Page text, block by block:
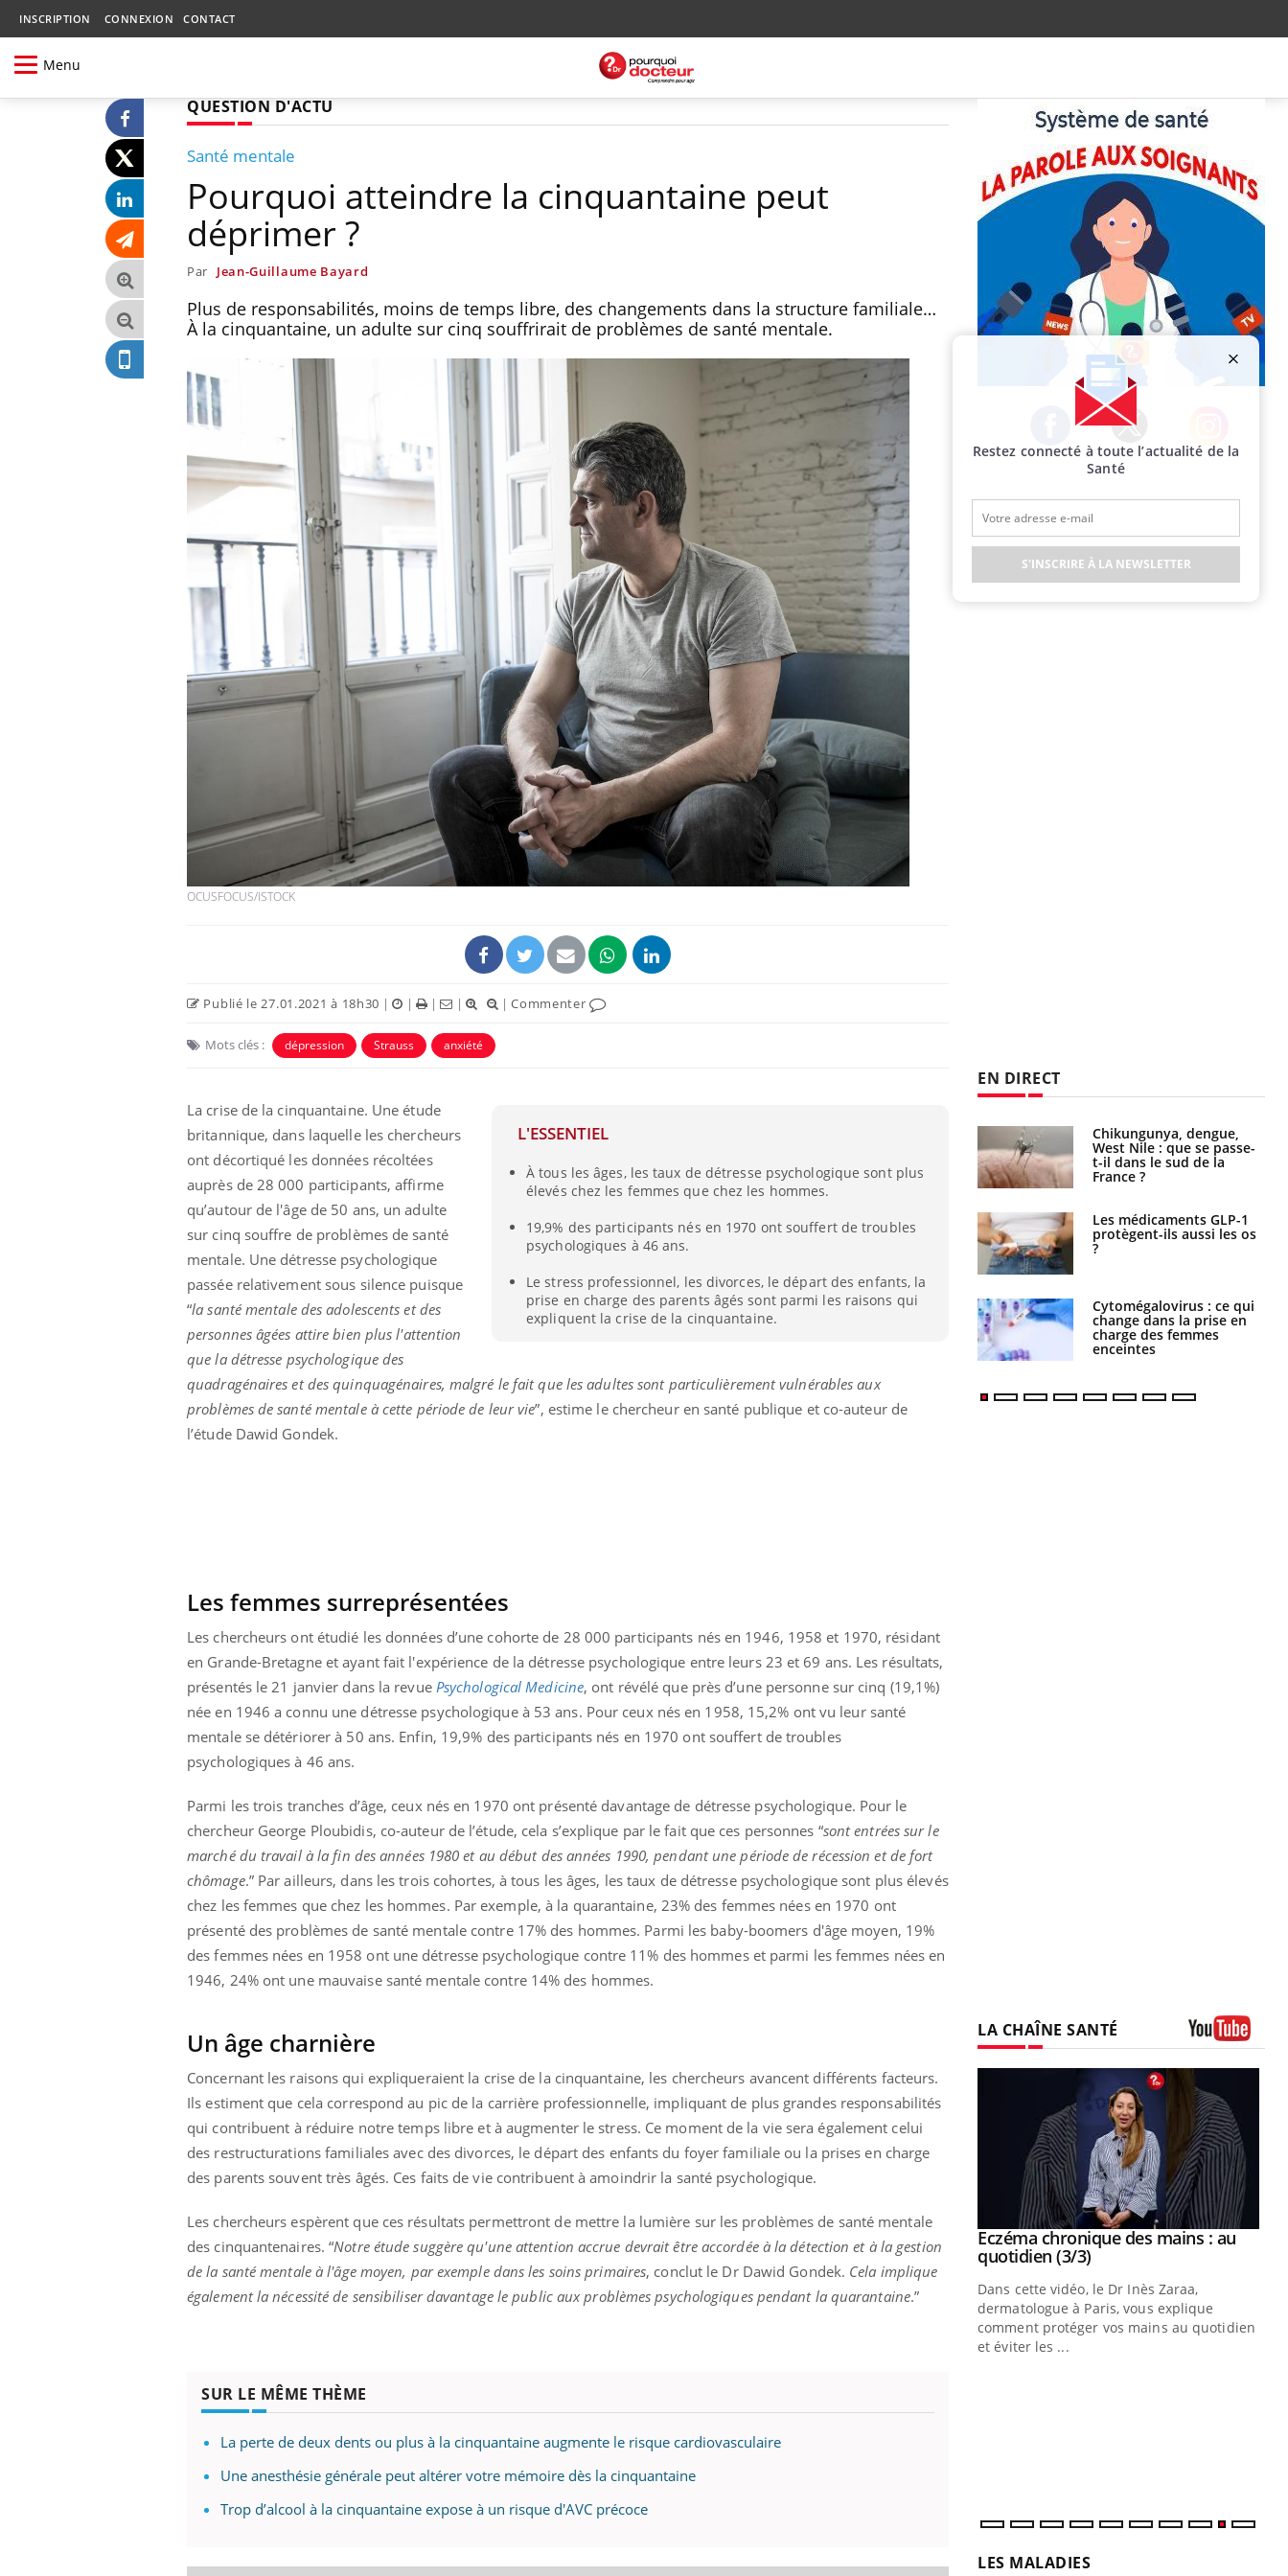
INSCRIPTION CONNEXION CONTACT
Menu
QUESTION D'ACTU
Santé mentale
Pourquoi atteindre la cinquantaine peut
déprimer ?
Par Jean-Guillaume Bayard
Plus de responsabilités, moins de temps libre, des changements dans la structure familiale…
À la cinquantaine, un adulte sur cinq souffrirait de problèmes de santé mentale.
OCUSFOCUS/ISTOCK
Publié le 27.01.2021 à 18h30 | | | | |Commenter
Mots clés : dépression Strauss anxiété
L'ESSENTIEL
À tous les âges, les taux de détresse psychologique sont plus
élevés chez les femmes que chez les hommes.
19,9% des participants nés en 1970 ont souffert de troubles
psychologiques à 46 ans.
Le stress professionnel, les divorces, le départ des enfants, la
prise en charge des parents âgés sont parmi les raisons qui
expliquent la crise de la cinquantaine.
La crise de la cinquantaine. Une étude
britannique, dans laquelle les chercheurs
ont décortiqué les données récoltées
auprès de 28 000 participants, affirme
qu’autour de l'âge de 50 ans, un adulte
sur cinq souffre de problèmes de santé
mentale. Une détresse psychologique
passée relativement sous silence puisque
“la santé mentale des adolescents et des
personnes âgées attire bien plus l'attention
que la détresse psychologique des
quadragénaires et des quinquagénaires, malgré le fait que les adultes sont particulièrement vulnérables aux
problèmes de santé mentale à cette période de leur vie”, estime le chercheur en santé publique et co-auteur de
l’étude Dawid Gondek.
Les femmes surreprésentées
Les chercheurs ont étudié les données d’une cohorte de 28 000 participants nés en 1946, 1958 et 1970, résidant
en Grande-Bretagne et ayant fait l'expérience de la détresse psychologique entre leurs 23 et 69 ans. Les résultats,
présentés le 21 janvier dans la revue Psychological Medicine, ont révélé que près d’une personne sur cinq (19,1%)
née en 1946 a connu une détresse psychologique à 53 ans. Pour ceux nés en 1958, 15,2% ont vu leur santé
mentale se détériorer à 50 ans. Enfin, 19,9% des participants nés en 1970 ont souffert de troubles
psychologiques à 46 ans.
Parmi les trois tranches d’âge, ceux nés en 1970 ont présenté davantage de détresse psychologique. Pour le
chercheur George Ploubidis, co-auteur de l’étude, cela s’explique par le fait que ces personnes “sont entrées sur le
marché du travail à la fin des années 1980 et au début des années 1990, pendant une période de récession et de fort
chômage.” Par ailleurs, dans les trois cohortes, à tous les âges, les taux de détresse psychologique sont plus élevés
chez les femmes que chez les hommes. Par exemple, à la quarantaine, 23% des femmes nées en 1970 ont
présenté des problèmes de santé mentale contre 17% des hommes. Parmi les baby-boomers d'âge moyen, 19%
des femmes nées en 1958 ont une détresse psychologique contre 11% des hommes et parmi les femmes nées en
1946, 24% ont une mauvaise santé mentale contre 14% des hommes.
Un âge charnière
Concernant les raisons qui expliqueraient la crise de la cinquantaine, les chercheurs avancent différents facteurs.
Ils estiment que cela correspond au pic de la carrière professionnelle, impliquant de plus grandes responsabilités
qui contribuent à réduire notre temps libre et à augmenter le stress. Ce moment de la vie sera également celui
des restructurations familiales avec des divorces, le départ des enfants du foyer familiale ou la prises en charge
des parents souvent très âgés. Ces faits de vie contribuent à amoindrir la santé psychologique.
Les chercheurs espèrent que ces résultats permettront de mettre la lumière sur les problèmes de santé mentale
des cinquantenaires. “Notre étude suggère qu'une attention accrue devrait être accordée à la détection et à la gestion
de la santé mentale à l'âge moyen, par exemple dans les soins primaires, conclut le Dr Dawid Gondek. Cela implique
également la nécessité de sensibiliser davantage le public aux problèmes psychologiques pendant la quarantaine.”
SUR LE MÊME THÈME
La perte de deux dents ou plus à la cinquantaine augmente le risque cardiovasculaire
Une anesthésie générale peut altérer votre mémoire dès la cinquantaine
Trop d’alcool à la cinquantaine expose à un risque d'AVC précoce
Facebook Twitter Instagram
EN DIRECT
Chikungunya, dengue,
West Nile : que se passe-
t-il dans le sud de la
France ?
Les médicaments GLP-1
protègent-ils aussi les os
?
Cytomégalovirus : ce qui
change dans la prise en
charge des femmes
enceintes
LA CHAÎNE SANTÉ
Un « jumeau numérique » pour
faciliter l’accès à la médecine
préventiveYoutube
Un établissement lié à un groupe
Youtube
COUP DE FOOD sur le diabèteYoutube
Coup de food sur le diabète, c'est votre
nouveau rendez-vous culinaire qui
bouscule les idées reçues ! Dans cet
épisode, une ...
Quand l’entreprise mise sur le bien
être globalYoutube
"Les rendez-vous de la santé et de la
qualité de vie au travail" de Pourquoi
Youtube
Eczéma chronique des mains : au
quotidien (3/3)Youtube
Dans cette vidéo, le Dr Inès Zaraa,
dermatologue à Paris, vous explique
comment protéger vos mains au quotidien
et éviter les ...
LES MALADIES
Restez connecté à toute l’actualité de la
Santé
S'INSCRIRE À LA NEWSLETTER